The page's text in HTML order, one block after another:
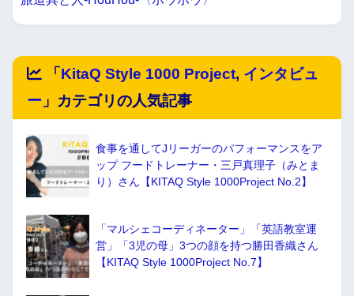
「KitaQ Style 1000 Project, インタビュ
ー 」カテゴリの人気記事
食事を通してJリーガーのパフォーマンスをア
ップ フードトレーナー・三戸真理子（みとま
り）さん【KITAQ Style 1000Project No.2】
「マルシェコーディネーター」「英語教室運
営」「3児の母」3つの顔を持つ勝田香織さん
【KITAQ Style 1000Project No.7】